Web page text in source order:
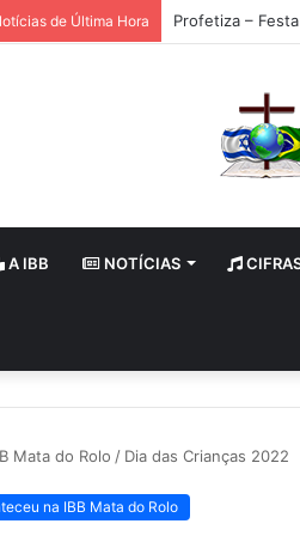
de Última Hora Profetiza –
A IBB NOTÍCIAS
Mata do Rolo / Dia das Crianças 2022
na IBB Mata do Rolo